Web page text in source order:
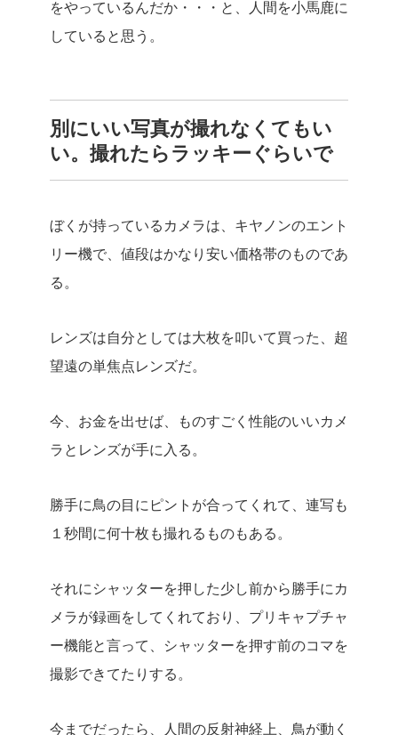
をやっているんだか・・・と、人間を小馬鹿に
していると思う。
別にいい写真が撮れなくてもい
い。撮れたらラッキーぐらいで
ぼくが持っているカメラは、キヤノンのエント
リー機で、値段はかなり安い価格帯のものであ
る。
レンズは自分としては大枚を叩いて買った、超
望遠の単焦点レンズだ。
今、お金を出せば、ものすごく性能のいいカメ
ラとレンズが手に入る。
勝手に鳥の目にピントが合ってくれて、連写も
１秒間に何十枚も撮れるものもある。
それにシャッターを押した少し前から勝手にカ
メラが録画をしてくれており、プリキャプチャ
ー機能と言って、シャッターを押す前のコマを
撮影できてたりする。
今までだったら、人間の反射神経上、鳥が動く